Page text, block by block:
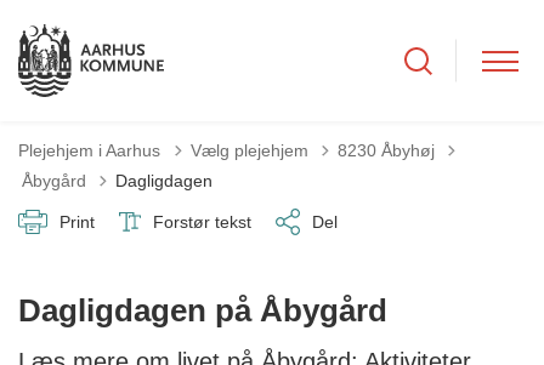
Plejehjem i Aarhus Vælg plejehjem
8230 Åbyhøj
Tilbage til
Åbygård Dagligdagen
Print Forstør tekst Del
Dagligdagen på Åbygård